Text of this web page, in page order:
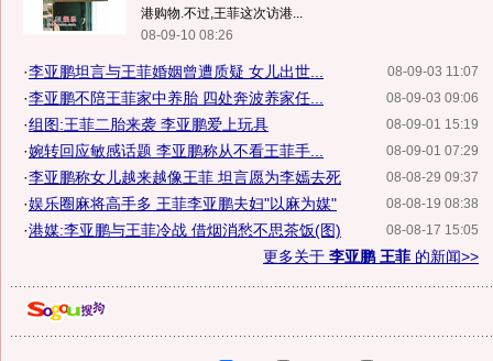
港购物.不过,王菲这次访港...
08-09-10 08:26
08-09-03 11:07
·李亚鹏坦言与王菲婚姻曾遭质疑 女儿出世...
08-09-03 09:06
·李亚鹏不陪王菲家中养胎 四处奔波养家任...
08-09-01 15:19
·组图:王菲二胎来袭 李亚鹏爱上玩具
08-09-01 07:29
·婉转回应敏感话题 李亚鹏称从不看王菲手...
08-08-29 09:37
·李亚鹏称女儿越来越像王菲 坦言愿为李嫣去死
08-08-19 08:38
·娱乐圈麻将高手多 王菲李亚鹏夫妇"以麻为媒"
08-08-17 15:05
·港媒:李亚鹏与王菲冷战 借烟消愁不思茶饭(图)
更多关于 李亚鹏 王菲 的新闻>>